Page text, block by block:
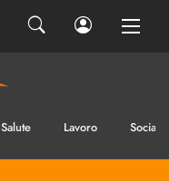
Salute Lavoro Sociale